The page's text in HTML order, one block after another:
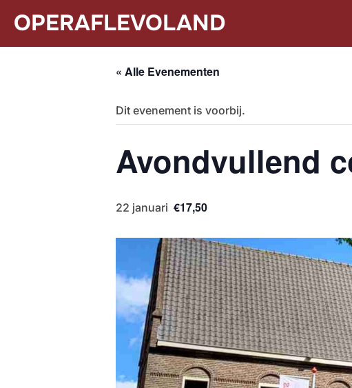
naarOPERAFLEVOLAND
« Alle Evenementen
Dit evenement is voorbij.
Avondvullend
22 januari €17,50